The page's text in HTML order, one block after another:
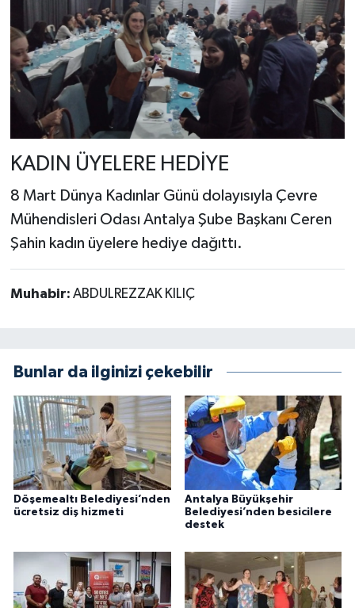
KADIN ÜYELERE HEDİYE
8 Mart Dünya Kadınlar Günü dolayısıyla Çevre
Mühendisleri Odası Antalya Şube Başkanı Ceren
Şahin kadın üyelere hediye dağıttı.
Muhabir: ABDULREZZAK KILIÇ
Bunlar da ilginizi çekebilir
Döşemealtı Belediyesi’nden
ücretsiz diş hizmeti
Antalya Büyükşehir
Belediyesi’nden besicilere
destek